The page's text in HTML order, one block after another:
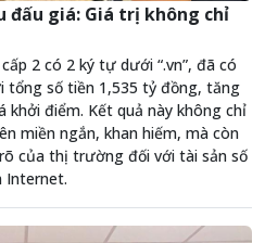
đấu giá: Giá trị không chỉ
2 có 2 ký tự dưới “.vn”, đã có
tổng số tiền 1,535 tỷ đồng, tăng
khởi điểm. Kết quả này không chỉ
miền ngắn, khan hiếm, mà còn
của thị trường đối với tài sản số
Internet.